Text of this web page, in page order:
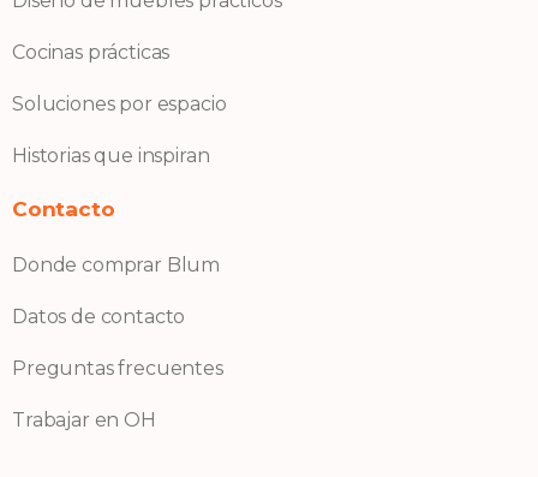
Cocinas prácticas
Soluciones por espacio
Historias que inspiran
Contacto
Donde comprar Blum
Datos de contacto
Preguntas frecuentes
Trabajar en OH